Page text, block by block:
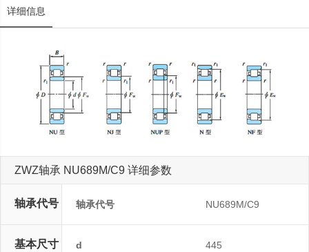
详细信息
ZWZ轴承 NU689M/C9 详细参数
轴承代号 轴承代号 NU689M/C9
基本尺寸
d
445